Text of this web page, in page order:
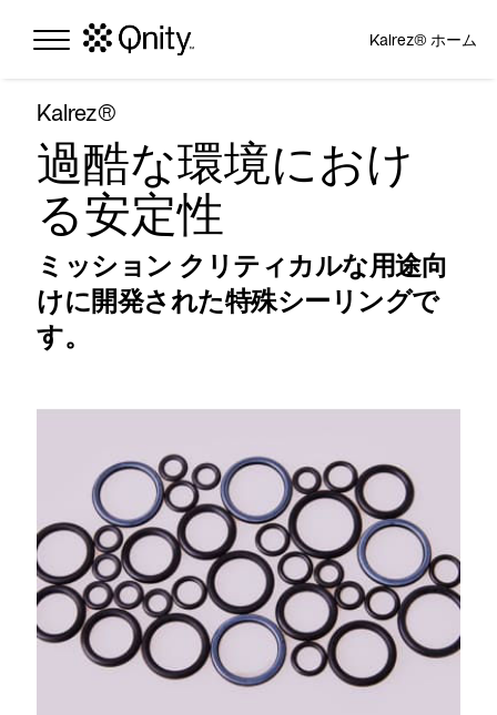
Kalrez® ホーム
Kalrez®
過酷な環境におけ
る安定性
ミッション クリティカルな用途向
けに開発された特殊シーリングで
す。